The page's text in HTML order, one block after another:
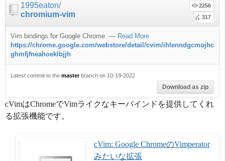
1995eaton/
chromium-vim
2256
317
Vim bindings for Google Chrome. — Read More
https://chrome.google.com/webstore/detail/cvim/ihlenndgcmojhc
ghmfjfneahoeklbjjh
Latest commit to the masterbranch on 10-19-2022
Download as zip
cVimはChromeでVimライクなキーバインドを提供してくれ
る拡張機能です。
cVim: Google ChromeのVimperator
みたいな拡張